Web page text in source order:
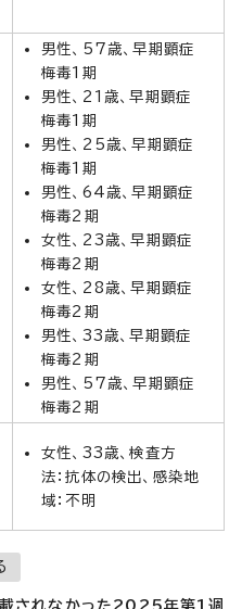
男性、57歳、早期顕症
梅毒1期
男性、21歳、早期顕症
梅毒1期
男性、25歳、早期顕症
梅毒1期
男性、64歳、早期顕症
梅毒2期
女性、23歳、早期顕症
梅毒2期
女性、28歳、早期顕症
梅毒2期
男性、33歳、早期顕症
梅毒2期
男性、57歳、早期顕症
梅毒2期
女性、33歳、検査方
法：抗体の検出、感染地
域：不明
載されなかった2025年第1週